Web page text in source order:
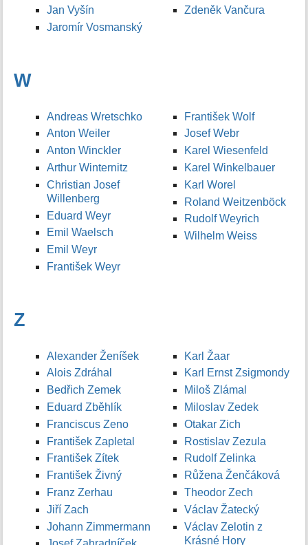
Jan Vyšín
Jaromír Vosmanský
Zdeněk Vančura
W
Andreas Wretschko
Anton Weiler
Anton Winckler
Arthur Winternitz
Christian Josef
Willenberg
Eduard Weyr
Emil Waelsch
Emil Weyr
František Weyr
František Wolf
Josef Webr
Karel Wiesenfeld
Karel Winkelbauer
Karl Worel
Roland Weitzenböck
Rudolf Weyrich
Wilhelm Weiss
Z
Alexander Ženíšek
Alois Zdráhal
Bedřich Zemek
Eduard Zběhlík
Franciscus Zeno
František Zapletal
František Zítek
František Živný
Franz Zerhau
Jiří Zach
Johann Zimmermann
Karl Žaar
Karl Ernst Zsigmondy
Miloš Zlámal
Miloslav Zedek
Otakar Zich
Rostislav Zezula
Rudolf Zelinka
Růžena Ženčáková
Theodor Zech
Václav Žatecký
Václav Zelotin z
Krásné Hory